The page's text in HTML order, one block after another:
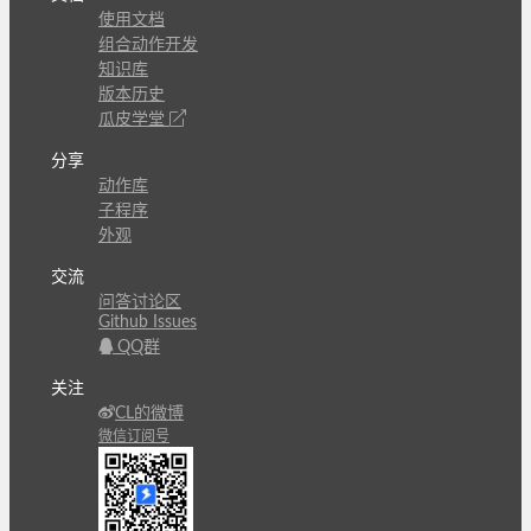
使用文档
组合动作开发
知识库
版本历史
瓜皮学堂
分享
动作库
子程序
外观
交流
问答讨论区
Github Issues
QQ群
关注
CL的微博
微信订阅号